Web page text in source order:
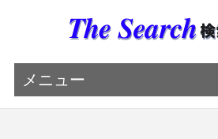
メニュー